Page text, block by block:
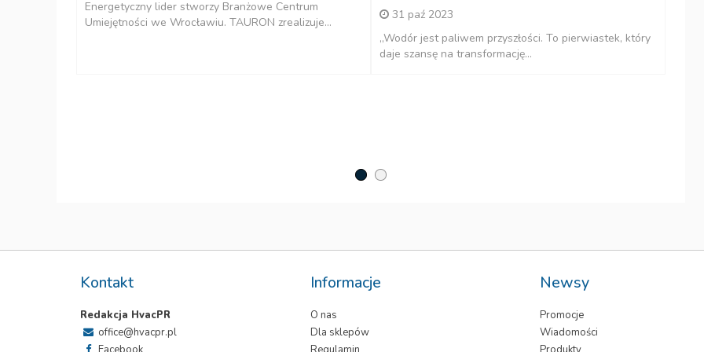
Energetyczny lider stworzy Branżowe Centrum
Umiejętności we Wrocławiu. TAURON zrealizuje...
31 paź 2023
„Wodór jest paliwem przyszłości. To pierwiastek, który
daje szansę na transformację...
Kontakt
Redakcja HvacPR
office@hvacpr.pl
Informacje
O nas
Dla sklepów
Newsy
Promocje
Wiadomości